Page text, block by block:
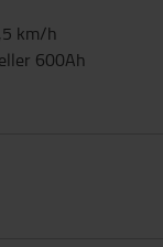
km/h
600Ah